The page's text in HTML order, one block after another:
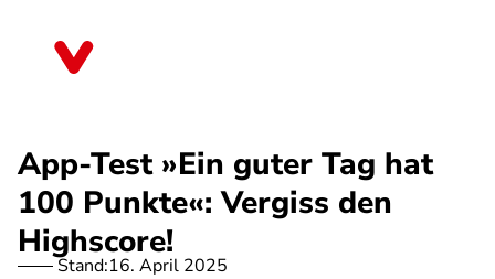
App-Test »Ein guter Tag hat
100 Punkte«: Vergiss den
Highscore!
Stand:16. April 2025